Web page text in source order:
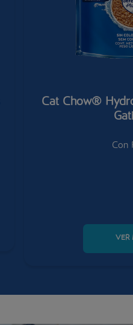
Cat Chow®
Con
VER